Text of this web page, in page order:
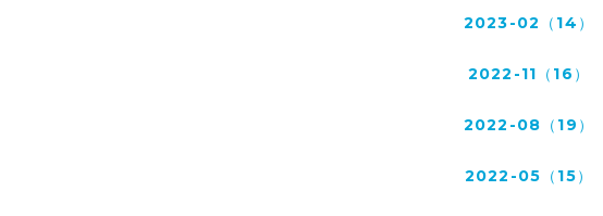
2023-02（14）
2022-11（16）
2022-08（19）
2022-05（15）